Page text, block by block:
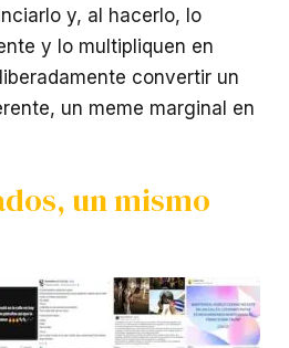
y, al hacerlo, lo
y lo multipliquen en
convertir un
un meme marginal en
un mismo